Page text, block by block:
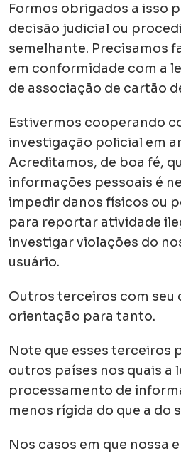
Formos obrigados a isso
decisão judicial ou
semelhante. Precisamos
em conformidade com a
de associação de cartão
Estivermos cooperando
investigação policial em
Acreditamos, de boa fé,
informações pessoais é
impedir danos físicos ou
para reportar atividade
investigar violações do
usuário.
Outros terceiros com seu
orientação para tanto.
Note que esses terceiros
outros países nos quais a
processamento de
menos rígida do que a do
Nos casos em que nossa